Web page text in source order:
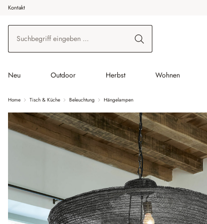
Hauptinhalt springen
Zur Suche springen
Zur Hauptnavigation springen
Kontakt
Neu Outdoor Herbst Wohnen
Home Tisch & Küche Beleuchtung Hängelampen